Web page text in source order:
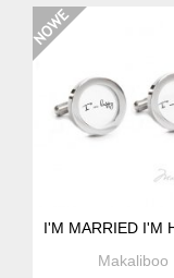
I'M MARRIED I'M
Makaliboo